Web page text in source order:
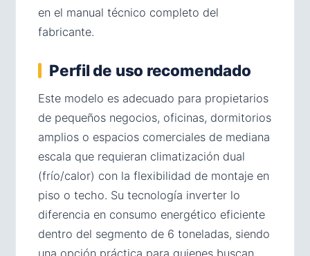
en el manual técnico completo del
fabricante.
Perfil de uso recomendado
Este modelo es adecuado para propietarios
de pequeños negocios, oficinas, dormitorios
amplios o espacios comerciales de mediana
escala que requieran climatización dual
(frío/calor) con la flexibilidad de montaje en
piso o techo. Su tecnología inverter lo
diferencia en consumo energético eficiente
dentro del segmento de 6 toneladas, siendo